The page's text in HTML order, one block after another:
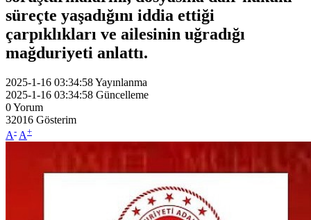
süreçte yaşadığını iddia ettiği
çarpıklıkları ve ailesinin uğradığı
mağduriyeti anlattı.
2025-1-16 03:34:58Yayınlanma
2025-1-16 03:34:58 Güncelleme
0Yorum
32016 Gösterim
A- A+